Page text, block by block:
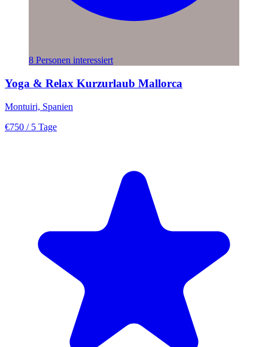
8 Personen interessiert
Yoga & Relax Kurzurlaub Mallorca
Montuiri, Spanien
€750 / 5 Tage